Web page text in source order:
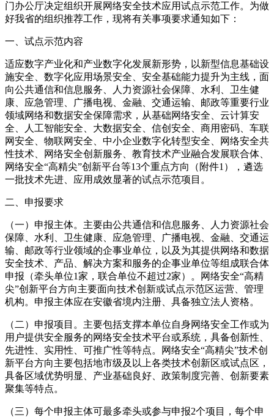
门办公厅决定组织开展网络安全技术应用试点示范工作。为做
好我省的组织推荐工作，现将有关事项要求通知如下：
一、试点示范内容
适应数字产业化和产业数字化发展新形势，以新型信息基础设
施安全、数字化应用场景安全、安全基础能力提升为主线，面
向公共通信和信息服务、人力资源社会保障、水利、卫生健
康、应急管理、广播电视、金融、交通运输、邮政等重要行业
领域网络和数据安全保障需求，从基础网络安全、云计算安
全、人工智能安全、大数据安全、信创安全、商用密码、车联
网安全、物联网安全、中小企业数字化转型安全、网络安全共
性技术、网络安全创新服务、教育技术产业融合发展联合体、
网络安全“高精尖”创新平台等13个重点方向（附件1），遴选
一批技术先进、应用成效显著的试点示范项目。
二、申报要求
（一）申报主体。主要由公共通信和信息服务、人力资源社会
保障、水利、卫生健康、应急管理、广播电视、金融、交通运
输、邮政等行业领域的企事业单位，以及为其提供网络和数据
安全技术、产品、解决方案和服务的企事业单位等组成联合体
申报（牵头单位1家，联合单位不超过2家）。网络安全“高精
尖”创新平台方向主要面向技术创新或试点示范区运营、管理
机构。申报主体应在安徽省境内注册、具备独立法人资格。
（二）申报项目。主要包括支撑本单位自身网络安全工作或为
用户提供安全服务的网络安全技术平台或系统，具备创新性、
先进性、实用性、可推广性等特点。网络安全“高精尖”技术创
新平台方向主要包括地市级及以上各类技术创新区或试点区，
具备区域优势明显、产业基础良好、政策制度完善、创新要素
聚集等特点。
（三）每个申报主体可最多牵头或参与申报2个项目，每个申